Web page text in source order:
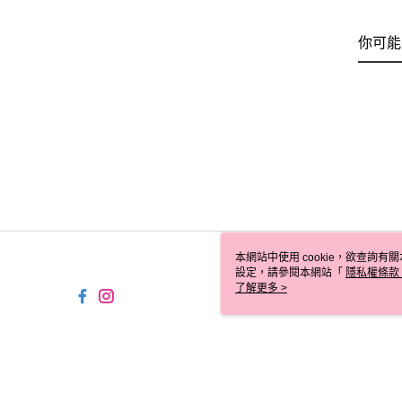
你可
本網站中使用 cookie，欲查詢有
設定，請參閱本網站「 隱私權條款
使用 cookie。
了解更多 >